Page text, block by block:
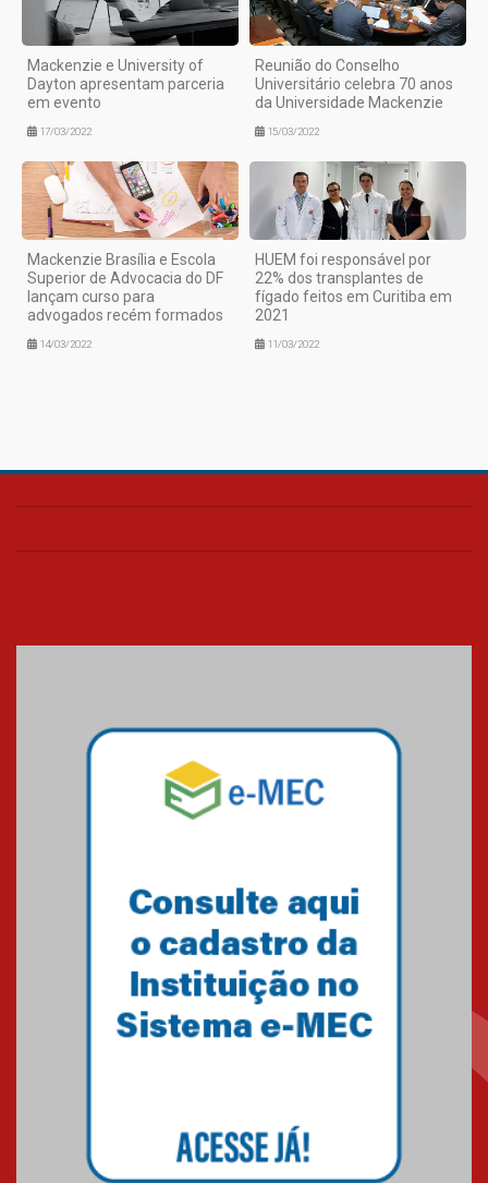
Mackenzie e University of
Dayton apresentam parceria
em evento
17/03/2022
Reunião do Conselho
Universitário celebra 70 anos
da Universidade Mackenzie
15/03/2022
Mackenzie Brasília e Escola
Superior de Advocacia do DF
lançam curso para
advogados recém formados
14/03/2022
HUEM foi responsável por
22% dos transplantes de
fígado feitos em Curitiba em
2021
11/03/2022